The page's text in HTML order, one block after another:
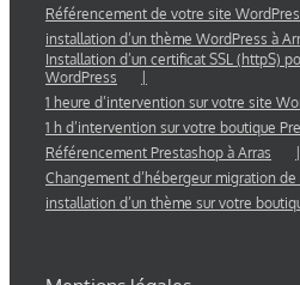
Référencement de votre site
installation d’un thème WordPress à
Installation d’un certificat SSL (httpS)
WordPress
1 heure d’intervention sur votre site
1 h d’intervention sur votre boutique
Référencement Prestashop à Arras
Changement d’hébergeur migration de
installation d’un thème sur votre